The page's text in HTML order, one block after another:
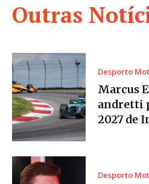
Outras
Desporto
Marcus
andretti
2027 de
Desporto